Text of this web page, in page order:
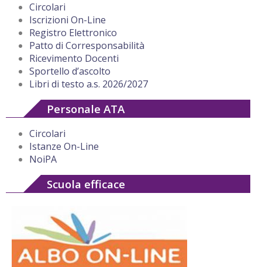
Circolari
Iscrizioni On-Line
Registro Elettronico
Patto di Corresponsabilità
Ricevimento Docenti
Sportello d’ascolto
Libri di testo a.s. 2026/2027
Personale ATA
Circolari
Istanze On-Line
NoiPA
Scuola efficace